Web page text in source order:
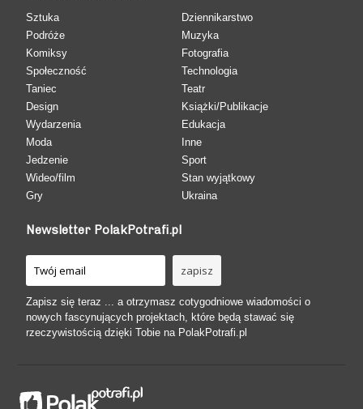
Sztuka
Podróże
Komiksy
Społeczność
Taniec
Design
Wydarzenia
Moda
Jedzenie
Wideo/film
Gry
Dziennikarstwo
Muzyka
Fotografia
Technologia
Teatr
Książki/Publikacje
Edukacja
Inne
Sport
Stan wyjątkowy
Ukraina
Newsletter PolakPotrafi.pl
Zapisz się teraz ... a otrzymasz cotygodniowe wiadomości o
nowych fascynujących projektach, które będą stawać się
rzeczywistością dzięki Tobie na PolakPotrafi.pl